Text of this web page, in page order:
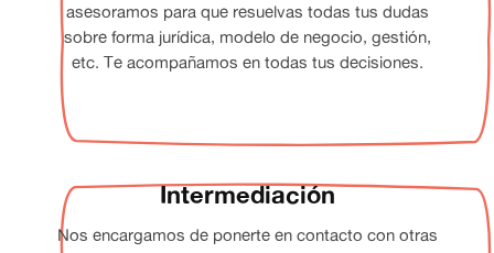
asesoramos para que resuelvas todas tus dudas
sobre forma jurídica, modelo de negocio, gestión,
etc. Te acompañamos en todas tus decisiones.
Intermediación
Nos encargamos de ponerte en contacto con otras